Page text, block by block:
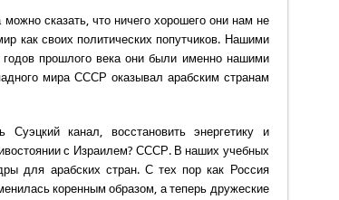
сказать, что ничего хорошего они нам не
как своих политических попутчиков. Нашими
прошлого века они были именно нашими
мира СССР оказывал арабским странам
канал, восстановить энергетику и
с Израилем? СССР. В наших учебных
для арабских стран. С тех пор как Россия
коренным образом, а теперь дружеские